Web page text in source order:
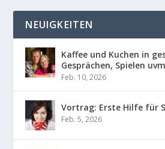
NEUIGKEITEN
Kaffee und Kuchen in
Gesprächen, Spielen
Feb. 10, 2026
Vortrag: Erste Hilfe für
Feb. 5, 2026